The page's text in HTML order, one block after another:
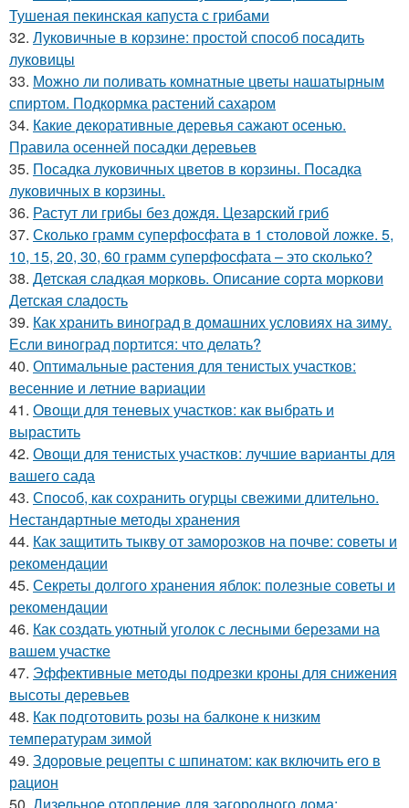
Тушеная пекинская капуста с грибами
32. Луковичные в корзине: простой способ посадить
луковицы
33. Можно ли поливать комнатные цветы нашатырным
спиртом. Подкормка растений сахаром
34. Какие декоративные деревья сажают осенью.
Правила осенней посадки деревьев
35. Посадка луковичных цветов в корзины. Посадка
луковичных в корзины.
36. Растут ли грибы без дождя. Цезарский гриб
37. Сколько грамм суперфосфата в 1 столовой ложке. 5,
10, 15, 20, 30, 60 грамм суперфосфата – это сколько?
38. Детская сладкая морковь. Описание сорта моркови
Детская сладость
39. Как хранить виноград в домашних условиях на зиму.
Если виноград портится: что делать?
40. Оптимальные растения для тенистых участков:
весенние и летние вариации
41. Овощи для теневых участков: как выбрать и
вырастить
42. Овощи для тенистых участков: лучшие варианты для
вашего сада
43. Способ, как сохранить огурцы свежими длительно.
Нестандартные методы хранения
44. Как защитить тыкву от заморозков на почве: советы и
рекомендации
45. Секреты долгого хранения яблок: полезные советы и
рекомендации
46. Как создать уютный уголок с лесными березами на
вашем участке
47. Эффективные методы подрезки кроны для снижения
высоты деревьев
48. Как подготовить розы на балконе к низким
температурам зимой
49. Здоровые рецепты с шпинатом: как включить его в
рацион